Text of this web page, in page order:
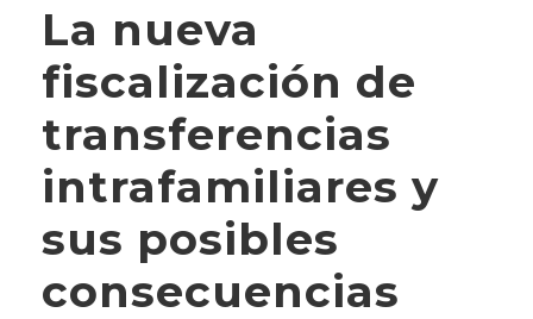
La nueva
fiscalización de
transferencias
intrafamiliares y
sus posibles
consecuencias